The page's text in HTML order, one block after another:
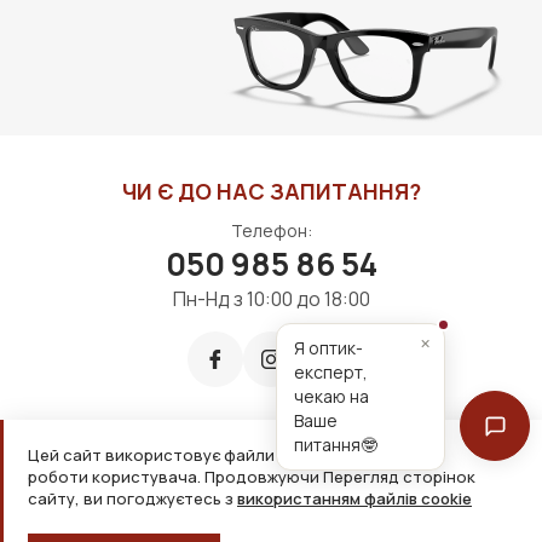
ДО КОШИКА
Цей сайт використовує файли cookie для зручнішої
роботи користувача. Продовжуючи Перегляд сторінок
сайту, ви погоджуєтесь з використанням файлів cookie
ЧИ Є ДО НАС ЗАПИТАННЯ?
Телефон:
050 985 86 54
Пн-Нд з 10:00 до 18:00
2026, ТОВ «Дім оптики» Усі права захищені
Приймаємо до оплати:
Я оптик-
експерт,
чекаю на
Ваше
питання🤓
×